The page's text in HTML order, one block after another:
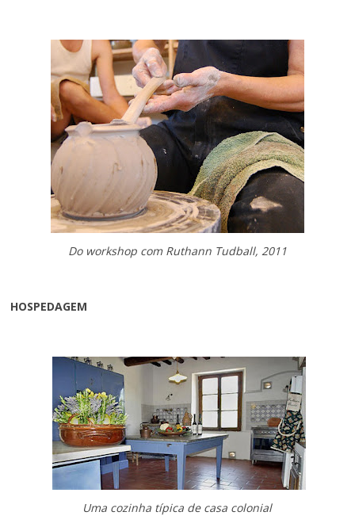
Do workshop com Ruthann Tudball, 2011
HOSPEDAGEM
Uma cozinha típica de casa colonial